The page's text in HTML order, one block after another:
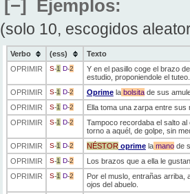
[−] Ejemplos:
(solo 10, escogidos
Verbo (ess)
Texto
OPRIMIR
S-1 D-2
Y en el pasillo coge el brazo
estudio, proponiendole el tuteo.
OPRIMIR
S-1 D-2 Oprimelabolsitade sus
OPRIMIR
S-1 D-2
Ella toma una zarpa entre sus
OPRIMIR
S-1 D-2
Tampoco recordaba el salto
torno a aquél, de golpe, sin
OPRIMIR
S-1 D-2 NÉSTOR oprimelamanode
OPRIMIR
S-1 D-2
Los brazos que a ella le
OPRIMIR
S-1 D-2
Por el muslo, entrañas arriba,
ojos del abuelo.